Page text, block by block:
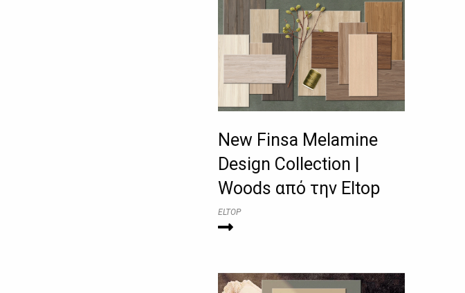
New Finsa Melamine
Design Collection |
Woods από την Eltop
ELTOP